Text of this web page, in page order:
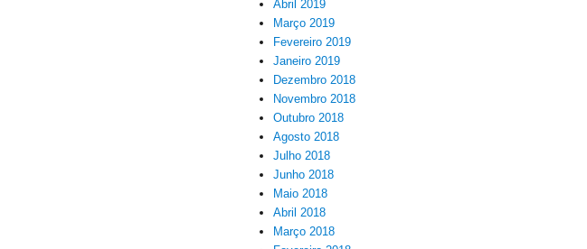
Abril 2019
Março 2019
Fevereiro 2019
Janeiro 2019
Dezembro 2018
Novembro 2018
Outubro 2018
Agosto 2018
Julho 2018
Junho 2018
Maio 2018
Abril 2018
Março 2018